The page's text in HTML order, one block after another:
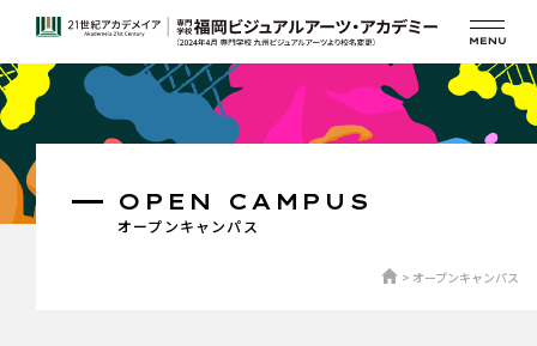
オープンキャンパス
OPEN CAMPUS
オープンキャンパス